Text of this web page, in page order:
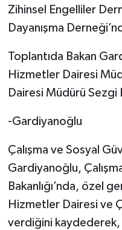
Zihinsel Engelliler
Dayanışma
Toplantıda Bakan
Hizmetler Dairesi
Dairesi Müdürü Sezgi
-Gardiyanoğlu
Çalışma ve Sosyal
Gardiyanoğlu,
Bakanlığı’nda, özel
Hizmetler Dairesi ve
verdiğini kaydederek,